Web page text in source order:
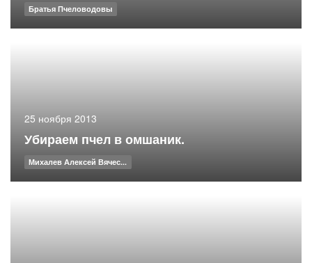
Братья Пчеловодовы
25 ноября 2013
Убираем пчел в омшаник.
Михалев Алексей Вячес...